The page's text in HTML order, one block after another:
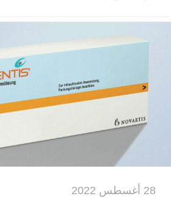
28 أغسطس 2022